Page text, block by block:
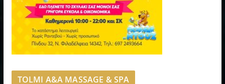
TOLMI A&A MASSAGE & SPA